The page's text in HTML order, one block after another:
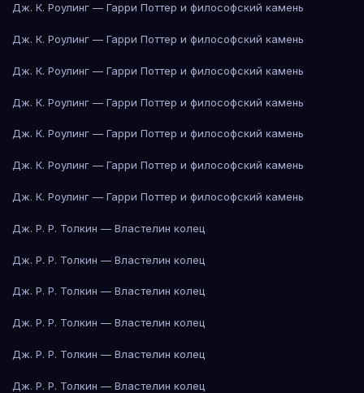
Дж. К. Роулинг — Гарри Поттер и философский камень
Дж. К. Роулинг — Гарри Поттер и философский камень
Дж. К. Роулинг — Гарри Поттер и философский камень
Дж. К. Роулинг — Гарри Поттер и философский камень
Дж. К. Роулинг — Гарри Поттер и философский камень
Дж. К. Роулинг — Гарри Поттер и философский камень
Дж. К. Роулинг — Гарри Поттер и философский камень
Дж. Р. Р. Толкин — Властелин колец
Дж. Р. Р. Толкин — Властелин колец
Дж. Р. Р. Толкин — Властелин колец
Дж. Р. Р. Толкин — Властелин колец
Дж. Р. Р. Толкин — Властелин колец
Дж. Р. Р. Толкин — Властелин колец